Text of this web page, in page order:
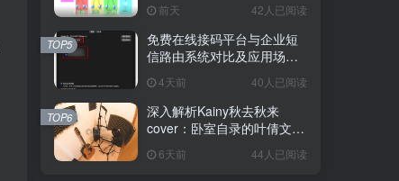
前天 42人已阅读
免费在线接码平台与企业短
信路由系统对比及应用场景
4天前 40人已阅读
TOP5
深入解析Kainy秋去秋来
cover：卧室自录的叶倩文经
6天前 44人已阅读
TOP6